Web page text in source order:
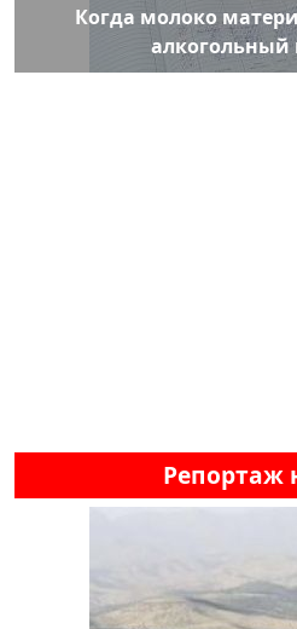
Когда молоко
алкогольный
Репортаж